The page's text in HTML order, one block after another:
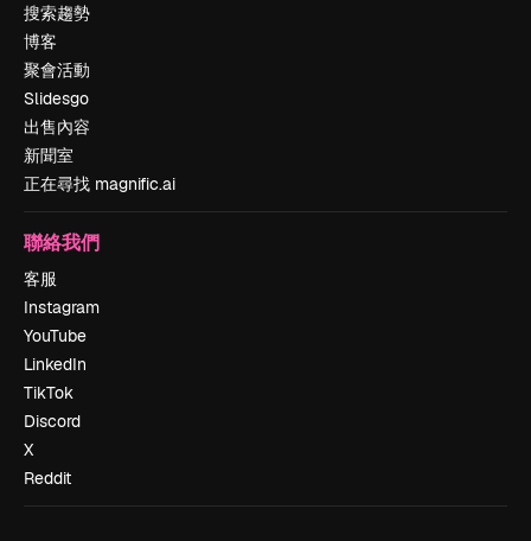
搜索趨勢
博客
聚會活動
Slidesgo
出售內容
新聞室
正在尋找 magnific.ai
聯絡我們
客服
Instagram
YouTube
LinkedIn
TikTok
Discord
X
Reddit